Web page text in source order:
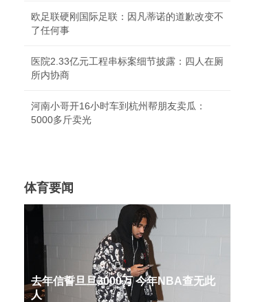
欧足联硬刚国际足联：因凡蒂诺的道歉改变不
了任何事
医院2.33亿元工程串标案细节披露：四人在厕
所内协商
河南小哥开16小时车到杭州帮朋友卖瓜：
5000多斤卖光
体育要闻
去年信誓旦旦3000万 今年NBA查无此
人